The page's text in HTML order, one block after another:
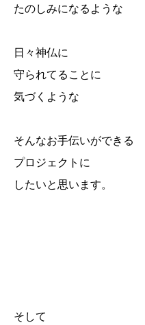
たのしみになるような
日々神仏に
守られてることに
気づくような
そんなお手伝いができる
プロジェクトに
したいと思います。
そして